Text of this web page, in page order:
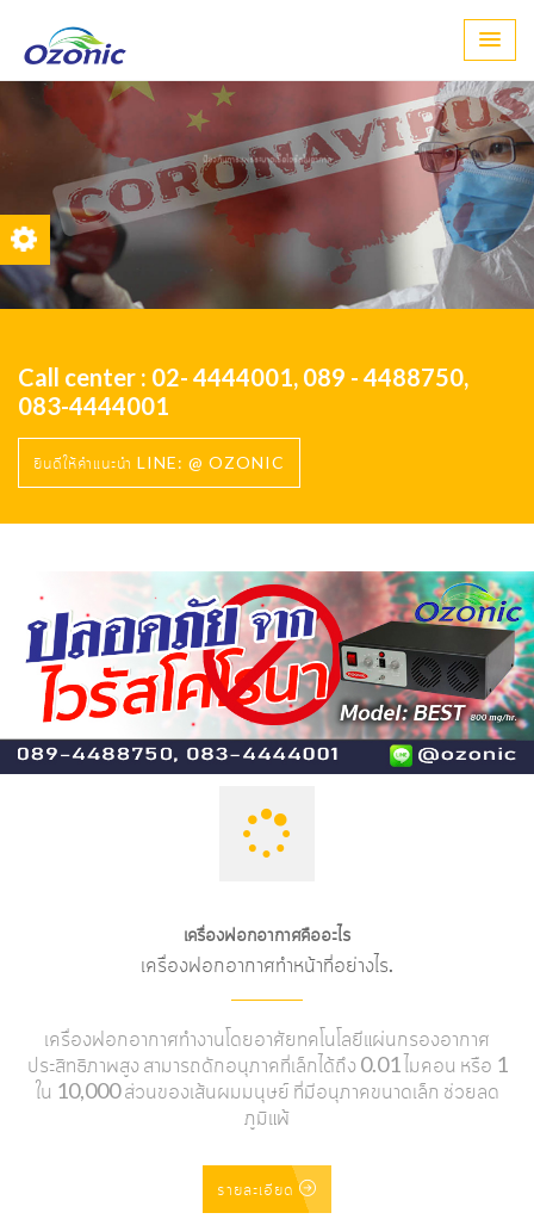
มานานกว่า
Call center : 02- 4444001, 089 - 4488750,
083-4444001
ยินดีให้คำแนะนำ LINE: @ OZONIC
เครื่องฟอกอากาศคืออะไร
เครื่องฟอกอากาศทำหน้าที่อย่างไร.
เครื่องฟอกอากาศทำงานโดยอาศัยทคโนโลยีแผ่นกรองอากาศ
ประสิทธิภาพสูง สามารถดักอนุภาคที่เล็กได้ถึง 0.01 ไมคอน หรือ 1
ใน 10,000 ส่วนของเส้นผมมนุษย์ ที่มีอนุภาคขนาดเล็ก ช่วยลด
ภูมิแพ้
รายละเอียด